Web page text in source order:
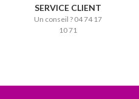
SERVICE CLIENT
Un conseil ? 04 74 17
10 71